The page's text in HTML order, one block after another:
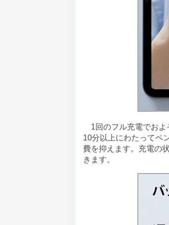
1回のフル充電でおよ
10分以上にわたってペ
費を抑えます。充電の
きます。